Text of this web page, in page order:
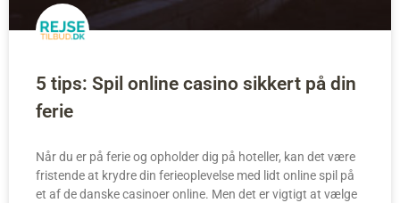
5 tips: Spil online casino sikkert på din
ferie
Når du er på ferie og opholder dig på hoteller, kan det være
fristende at krydre din ferieoplevelse med lidt online spil på
et af de danske casinoer online. Men det er vigtigt at vælge